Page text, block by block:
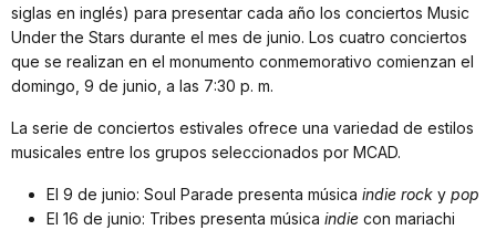
siglas en inglés) para presentar cada año los conciertos Music
Under the Stars durante el mes de junio. Los cuatro conciertos
que se realizan en el monumento conmemorativo comienzan el
domingo, 9 de junio, a las 7:30 p. m.
La serie de conciertos estivales ofrece una variedad de estilos
musicales entre los grupos seleccionados por MCAD.
El 9 de junio: Soul Parade presenta música indie rock y pop
El 16 de junio: Tribes presenta música indie con mariachi